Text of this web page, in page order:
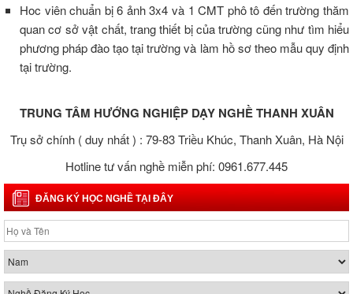
Hoc viên chuẩn bị 6 ảnh 3x4 và 1 CMT phô tô đến trường thăm
quan cơ sở vật chất, trang thiết bị của trường cũng như tìm hiểu
phương pháp đào tạo tại trường và làm hồ sơ theo mẫu quy định
tại trường.
TRUNG TÂM HƯỚNG NGHIỆP DẠY NGHỀ THANH XUÂN
Trụ sở chính ( duy nhất ) : 79-83 Triều Khúc, Thanh Xuân, Hà Nội
Hotline tư vấn nghề miễn phí: 0961.677.445
ĐĂNG KÝ HỌC NGHỀ TẠI ĐÂY